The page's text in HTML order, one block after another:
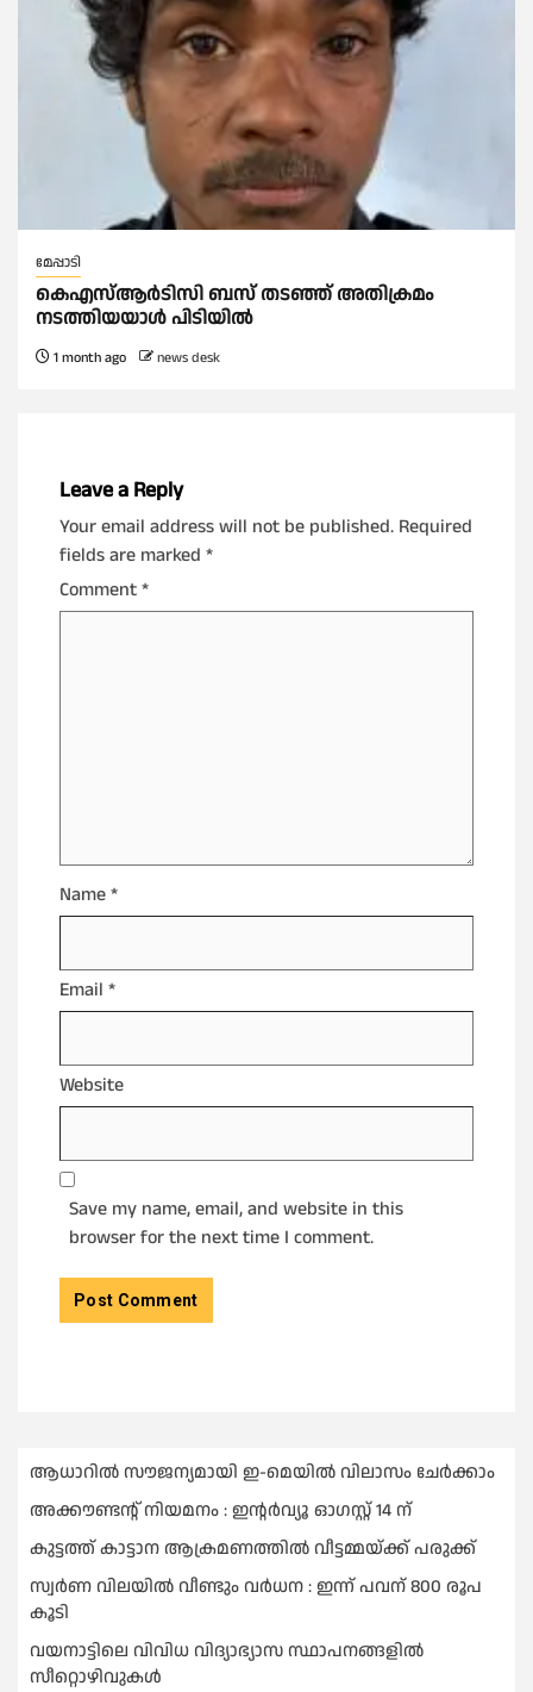
മേപ്പാടി
കെഎസ്ആർടിസി ബസ് തടഞ്ഞ് അതിക്രമം
നടത്തിയയാൾ പിടിയിൽ
1 month ago news desk
Leave a Reply
Your email address will not be published. Required
fields are marked *
Comment*
Name*
Email *
Website
Save my name, email, and website in this
browser for the next time I comment.
ആധാറിൽ സൗജന്യമായി ഇ-മെയിൽ വിലാസം ചേർക്കാം
അക്കൗണ്ടന്റ് നിയമനം : ഇൻ്റർവ്യൂ ഓഗസ്റ്റ് 14 ന്
കുട്ടത്ത് കാട്ടാന ആക്രമണത്തിൽ വീട്ടമ്മയ്ക്ക് പരുക്ക്
സ്വർണ വിലയില്‍ വീണ്ടും വർധന : ഇന്ന് പവന് 800 രൂപ
കൂടി
വയനാട്ടിലെ വിവിധ വിദ്യാഭ്യാസ സ്ഥാപനങ്ങളിൽ
സീറ്റൊഴിവുകൾ